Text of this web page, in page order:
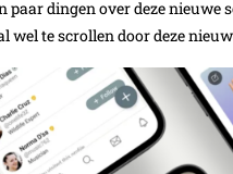
dingen over deze nieuwe
te scrollen door deze